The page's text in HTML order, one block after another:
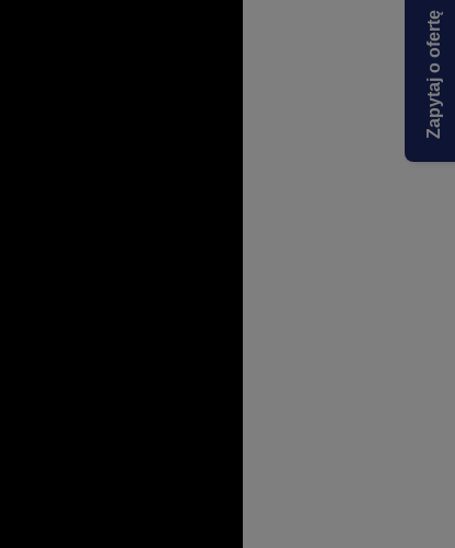
Zapytaj o ofertę